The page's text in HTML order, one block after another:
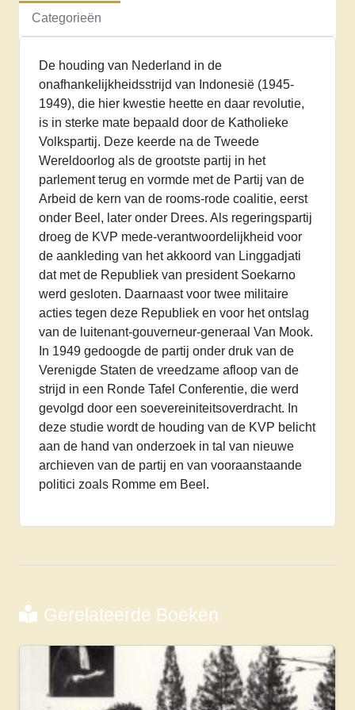
Categorieën
De houding van Nederland in de
onafhankelijkheidsstrijd van Indonesië (1945-
1949), die hier kwestie heette en daar revolutie,
is in sterke mate bepaald door de Katholieke
Volkspartij. Deze keerde na de Tweede
Wereldoorlog als de grootste partij in het
parlement terug en vormde met de Partij van de
Arbeid de kern van de rooms-rode coalitie, eerst
onder Beel, later onder Drees. Als regeringspartij
droeg de KVP mede-verantwoordelijkheid voor
de aankleding van het akkoord van Linggadjati
dat met de Republiek van president Soekarno
werd gesloten. Daarnaast voor twee militaire
acties tegen deze Republiek en voor het ontslag
van de luitenant-gouverneur-generaal Van Mook.
In 1949 gedoogde de partij onder druk van de
Verenigde Staten de vreedzame afloop van de
strijd in een Ronde Tafel Conferentie, die werd
gevolgd door een soevereiniteitsoverdracht. In
deze studie wordt de houding van de KVP belicht
aan de hand van onderzoek in tal van nieuwe
archieven van de partij en van vooraanstaande
politici zoals Romme em Beel.
Gerelateerde Boeken